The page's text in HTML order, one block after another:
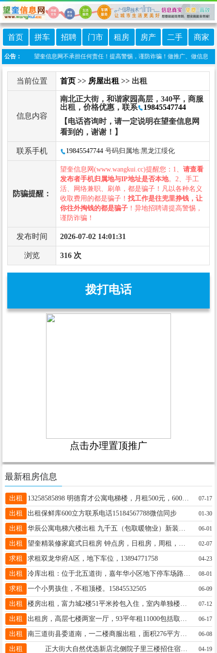
首页 拼车 招聘 门市 租房 房产 二手 商家
公告：
行发布，望奎信息网不承担任何责任！提高警惕，谨防诈骗！做推广、做信息置顶
当前位置 首页 >> 房屋出租 >> 出租
信息内容
南北正大街，和谐家园高层，340平，商服
出租，价格优惠，联系
19845547744
【电话咨询时，请一定说明在望奎信息网
看到的，谢谢！】
联系手机 19845547744 号码归属地:黑龙江绥化
防骗提醒：
望奎信息网(www.wangkui.cc)提醒您：1、 请查看
发布者手机归属地与IP地址是否本地。2、手工
活、网络兼职、刷单，都是骗子！凡以各种名义
收取费用的都是骗子！ 找工作是往兜里挣钱，让
你往外掏钱的都是骗子 ！异地招聘请提高警惕，
谨防诈骗！
发布时间 2026-07-02 14:01:31
浏览 316 次
拨打电话
点击办理置顶推广
最新租房信息
出租 13258585898 明德育才公寓电梯楼，月租500元，600元 可半年租，一年租，包括取暖费物业费 07-17
出租 出租保鲜库600立方联系电话15184567788微信同步 01-30
出租 06-01
出租 02-07
求租 求租双龙华府A区，地下车位，13894771758 04-23
出租 08-01
求租 一个小男孩住，不租顶楼。15845532505 06-09
出租 07-12
出租 06-17
出租 南三道街县委道南，一二楼商服出租，面积276平方。联系电话15046586667。 06-08
出租 正大街大自然优选新店北侧院子里三楼招住宿女生，两人一个屋子，床铺的价格，单间的环境。电话.13845558157，13763789388 04-19